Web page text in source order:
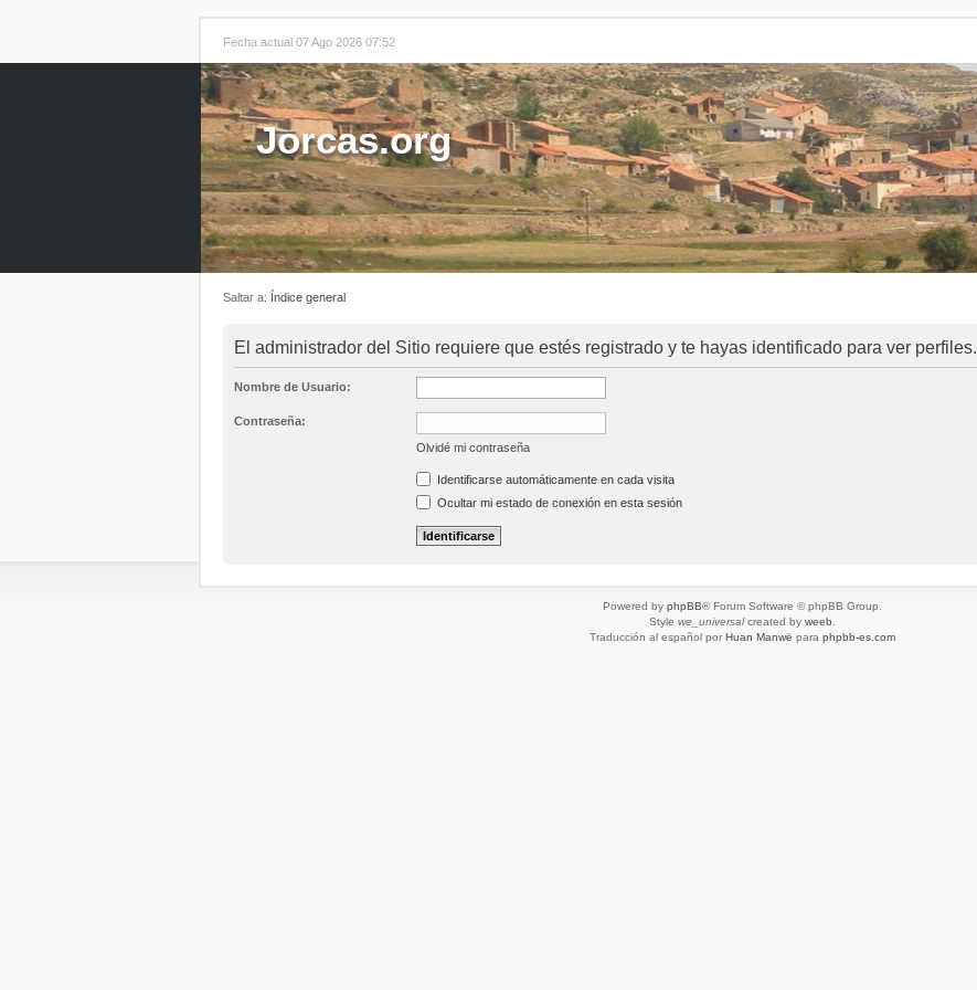
Fecha actual 07 Ago 2026 07:52
Jorcas.org
Saltar a: Índice general
El administrador del Sitio requiere que estés registrado y te hayas identificado para ver perfiles.
Nombre de Usuario:
Contraseña:
Olvidé mi contraseña
Identificarse automáticamente en cada visita
Ocultar mi estado de conexión en esta sesión
Powered by phpBB® Forum Software © phpBB Group.
Style we_universalcreated by weeb
Traducción al español por Huan Manwë para phpbb-es.com